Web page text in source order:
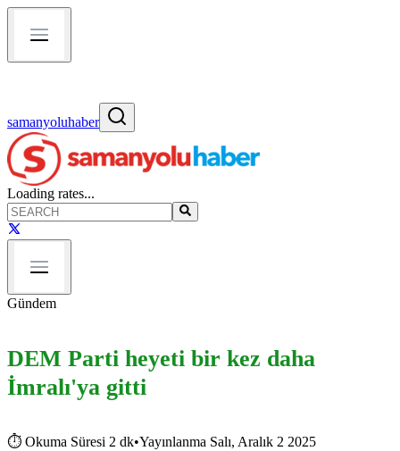
samanyoluhaber
Loading rates...
Gündem
DEM Parti heyeti bir kez daha
İmralı'ya gitti
⏱ Okuma Süresi 2 dk•Yayınlanma Salı, Aralık 2 2025